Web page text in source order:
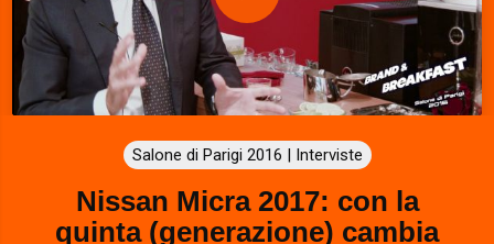
P
l
a
y
V
Salone di Parigi 2016 | Interviste
Nissan Micra 2017: con la
quinta (generazione) cambia